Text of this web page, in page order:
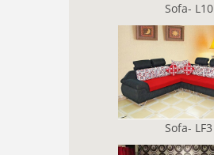
Sofa- L10
Sofa- LF3